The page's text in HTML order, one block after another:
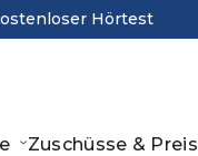
Hörtest
Zuschüsse &